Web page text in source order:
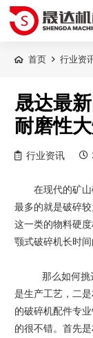
首页 行业资
晟达最
耐磨性
行业资讯
在现代的矿山
最多的就是破碎
这一类的物料硬
颚式破碎机长时间
那么如何挑
是生产工艺，二
的破碎机配件专
的很不错。首先